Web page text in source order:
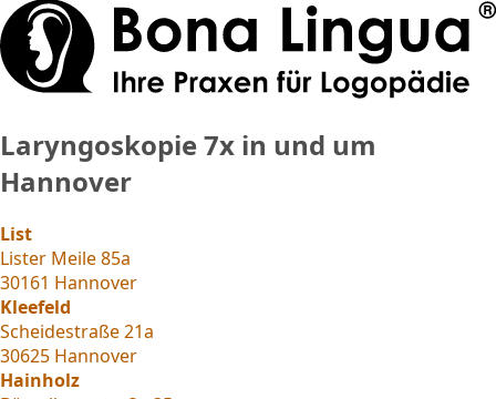
Laryngoskopie7x in und um
Hannover
List
Lister Meile 85a
30161 Hannover
Kleefeld
Scheidestraße 21a
30625 Hannover
Hainholz